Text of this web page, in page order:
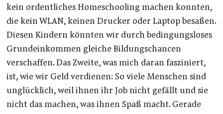
kein ordentliches Homeschooling machen konnten,
die kein WLAN, keinen Drucker oder Laptop besaßen.
Diesen Kindern könnten wir durch bedingungsloses
Grundeinkommen gleiche Bildungschancen
verschaffen. Das Zweite, was mich daran fasziniert,
ist, wie wir Geld verdienen: So viele Menschen sind
unglücklich, weil ihnen ihr Job nicht gefällt und sie
nicht das machen, was ihnen Spaß macht. Gerade